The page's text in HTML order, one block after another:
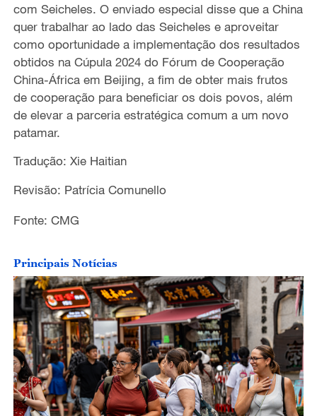
com Seicheles. O enviado especial disse que a China
quer trabalhar ao lado das Seicheles e aproveitar
como oportunidade a implementação dos resultados
obtidos na Cúpula 2024 do Fórum de Cooperação
China-África em Beijing, a fim de obter mais frutos
de cooperação para beneficiar os dois povos, além
de elevar a parceria estratégica comum a um novo
patamar.
Tradução: Xie Haitian
Revisão: Patrícia Comunello
Fonte: CMG
Principais Notícias